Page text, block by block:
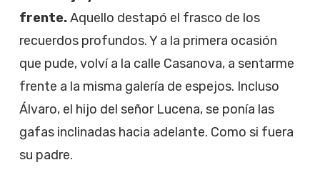
frente.Aquello destapó el frasco de los
recuerdos profundos. Y a la primera ocasión
que pude, volví a la calle Casanova, a sentarme
frente a la misma galería de espejos. Incluso
Álvaro, el hijo del señor Lucena, se ponía las
gafas inclinadas hacia adelante. Como si fuera
su padre.